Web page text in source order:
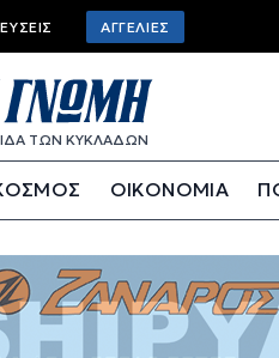
Top
bar
menu
ΑΓΓΕΛΊΕΣ
ΤΩΝ ΚΥΚΛΑΔΩΝ
ΟΙΚΟΝΟΜΙΑ